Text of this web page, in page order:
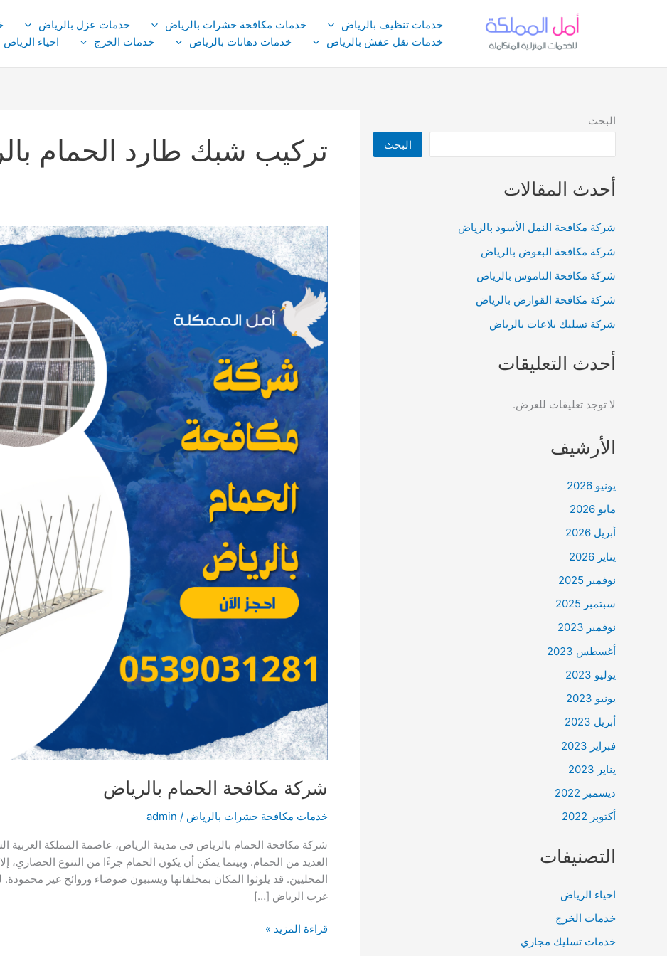
خدمات تنظيف بالرياض خدمات مكافحة حشرات بالرياض خدمات عزل بالرياض
خدمات نقل عفش بالرياض
خدمات دهانات بالرياض خدمات الخرج احياء الرياض
البحث
البحث
أحدث المقالات
شركة مكافحة النمل الأسود بالرياض
شركة مكافحة البعوض بالرياض
شركة مكافحة الناموس بالرياض
شركة مكافحة القوارض بالرياض
شركة تسليك بلاعات بالرياض
أحدث التعليقات
لا توجد تعليقات للعرض.
الأرشيف
يونيو 2026
مايو 2026
أبريل 2026
يناير 2026
نوفمبر 2025
سبتمبر 2025
نوفمبر 2023
أغسطس 2023
يوليو 2023
يونيو 2023
أبريل 2023
فبراير 2023
يناير 2023
ديسمبر 2022
أكتوبر 2022
التصنيفات
احياء الرياض
خدمات الخرج
خدمات تسليك مجاري
تركيب شبك طارد الحمام
شركة مكافحة الحمام بالرياض
خدمات مكافحة حشرات بالرياض /
admin
شركة مكافحة الحمام بالرياض في مدينة الرياض، عاصمة المملكة العربية
العديد من الحمام. وبينما يمكن أن يكون الحمام جزءًا من التنوع الحضاري،
المحليين. قد يلوثوا المكان بمخلفاتها ويسببون ضوضاء وروائح غير
غرب الرياض […]
شركة
قراءة المزيد »